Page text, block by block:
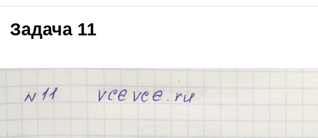
Задача 11